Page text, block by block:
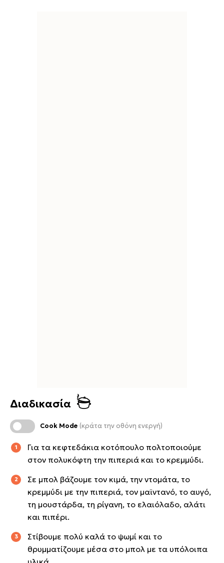
Διαδικασία
Cook Mode (κράτα την οθόνη ενεργή)
Για τα κεφτεδάκια κοτόπουλο πολτοποιούμε
στον πολυκόφτη την πιπεριά και το κρεμμύδι.
Σε μπολ βάζουμε τον κιμά, την ντομάτα, το
κρεμμύδι με την πιπεριά, τον μαϊντανό, το αυγό,
τη μουστάρδα, τη ρίγανη, το ελαιόλαδο, αλάτι
και πιπέρι.
Στίβουμε πολύ καλά το ψωμί και το
θρυμματίζουμε μέσα στο μπολ με τα υπόλοιπα